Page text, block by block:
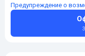
Предупреждение о